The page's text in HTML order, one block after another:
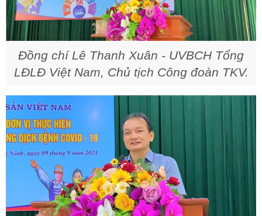
Đồng chí Lê Thanh Xuân - UVBCH Tổng
LĐLĐ Việt Nam, Chủ tịch Công đoàn TKV.